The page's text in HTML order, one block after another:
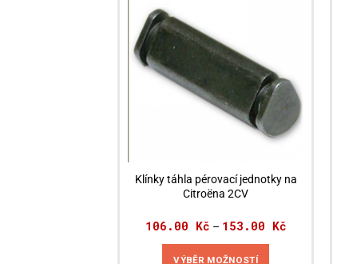
Klínky táhla pérovací jednotky na
Citroëna 2CV
106.00 Kč – 153.00 KčRozpětí
VÝBĚR MOŽNOSTÍ